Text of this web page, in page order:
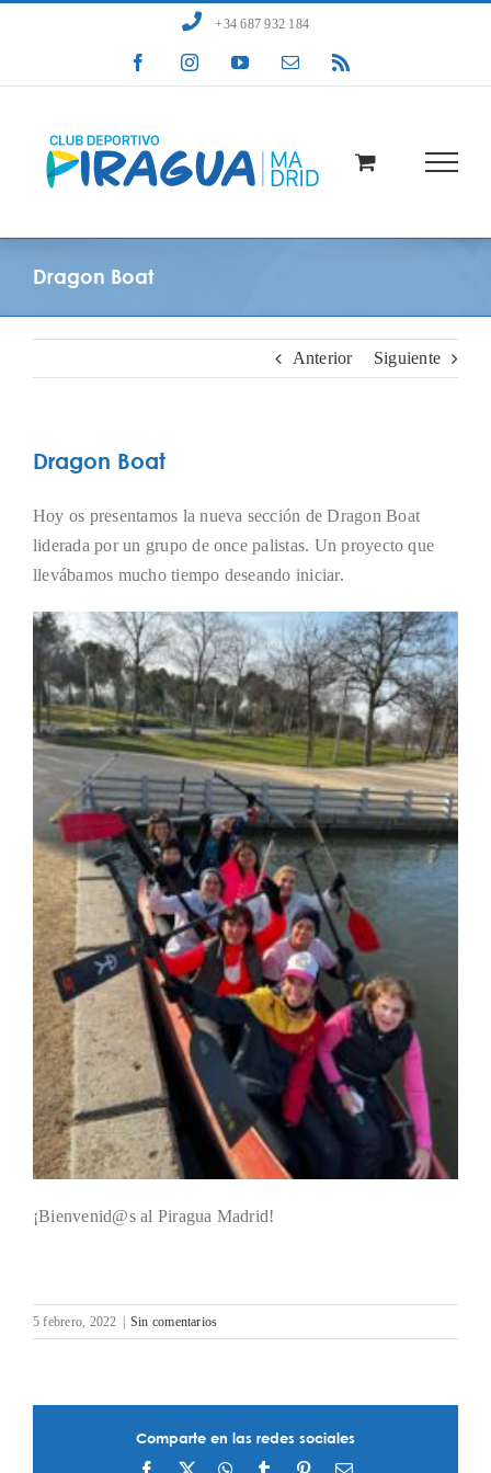
+34 687 932 184
FacebookInstagramYouTubeCorreoRss
Dragon Boat
Anterior Siguiente
Dragon Boat
Hoy os presentamos la nueva sección de Dragon Boat
liderada por un grupo de once palistas. Un proyecto que
llevábamos mucho tiempo deseando iniciar.
¡Bienvenid@s al Piragua Madrid!
5 febrero, 2022 | Sin comentarios
Comparte en las redes sociales
Facebook
X WhatsApp
Tumblr PinterestCorreo